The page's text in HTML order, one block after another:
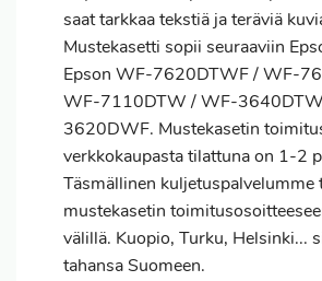
saat tarkkaa tekstiä ja teräviä
Mustekasetti sopii seuraaviin
Epson WF-7620DTWF / WF-
WF-7110DTW / WF-
3620DWF. Mustekasetin
verkkokaupasta tilattuna on 1-2
Täsmällinen kuljetuspalvelumme
mustekasetin
välillä. Kuopio, Turku, Helsinki...
tahansa Suomeen.